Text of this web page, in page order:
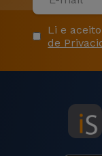
Li e
de